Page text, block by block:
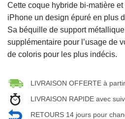
Cette coque hybride bi-matière
iPhone un design épuré en plus
Sa béquille de support
supplémentaire pour l’usage de
de coloris pour les plus indécis.
LIVRAISON OFFERTE à
LIVRAISON RAPIDE avec
RETOURS 14 jours pour